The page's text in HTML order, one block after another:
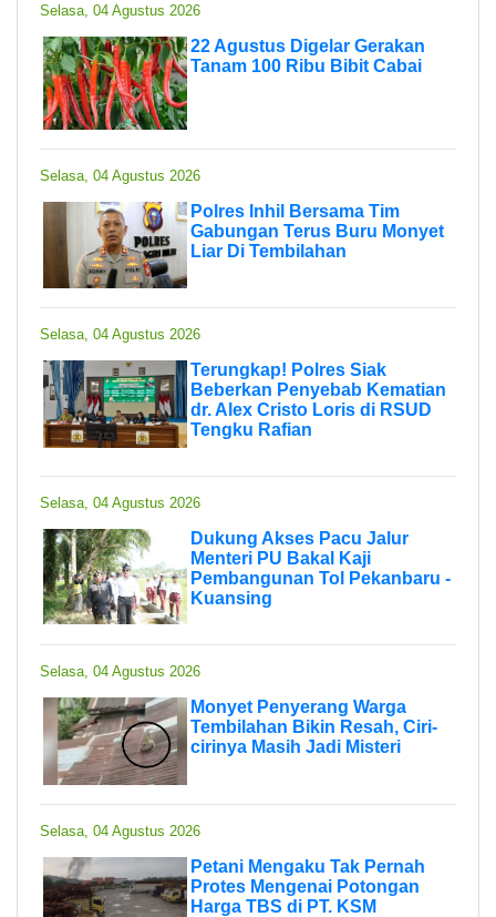
Selasa, 04 Agustus 2026
22 Agustus Digelar Gerakan
Tanam 100 Ribu Bibit Cabai
Selasa, 04 Agustus 2026
Polres Inhil Bersama Tim
Gabungan Terus Buru Monyet
Liar Di Tembilahan
Selasa, 04 Agustus 2026
Terungkap! Polres Siak
Beberkan Penyebab Kematian
dr. Alex Cristo Loris di RSUD
Tengku Rafian
Selasa, 04 Agustus 2026
Dukung Akses Pacu Jalur
Menteri PU Bakal Kaji
Pembangunan Tol Pekanbaru -
Kuansing
Selasa, 04 Agustus 2026
Monyet Penyerang Warga
Tembilahan Bikin Resah, Ciri-
cirinya Masih Jadi Misteri
Selasa, 04 Agustus 2026
Petani Mengaku Tak Pernah
Protes Mengenai Potongan
Harga TBS di PT. KSM